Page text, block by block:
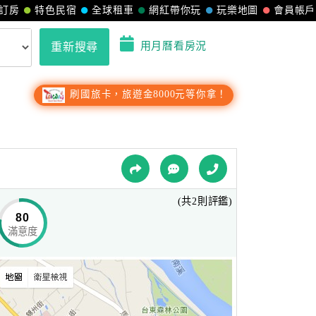
會員帳戶
玩樂地圖
網紅帶你玩
全球租車
特色民宿
房
重新搜尋 用月曆看房況
刷國旅卡，旅遊金8000元等你拿！
80
滿意度
(共2則評鑑)